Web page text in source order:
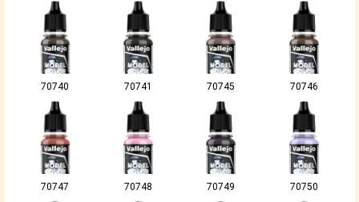
70740 70741 70745 70746
70747 70748 70749 70750